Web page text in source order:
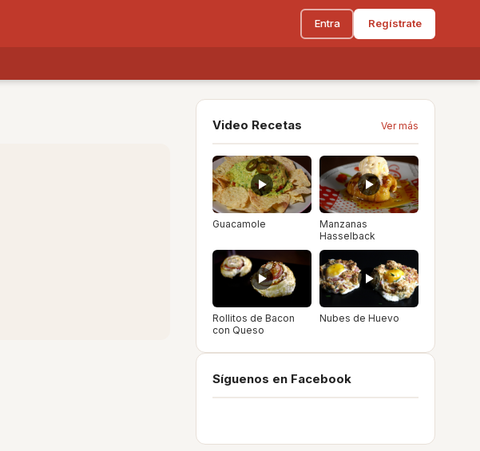
Entra Regístrate
Video Recetas Ver más
Guacamole
Manzanas
Hasselback
Rollitos de Bacon
con Queso
Nubes de Huevo
Síguenos en Facebook